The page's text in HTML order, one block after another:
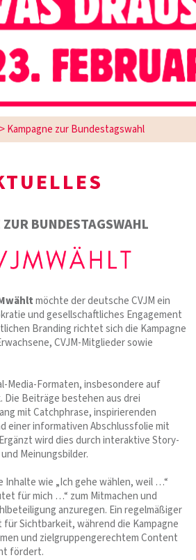
>Kampagne zur Bundestagswahl
BUNDESTAGSWAHL
möchte der deutsche CVJM ein
und gesellschaftliches Engagement
Branding richtet sich die Kampagne
CVJM-Mitglieder sowie
Media-Formaten, insbesondere auf
Die Beiträge bestehen aus drei
mit Catchphrase, inspirierenden
einer informativen Abschlussfolie mit
wird dies durch interaktive Story-
Meinungsbilder.
Inhalte wie „Ich gehe wählen, weil …“
für mich …“ zum Mitmachen und
anzuregen. Ein regelmäßiger
Sichtbarkeit, während die Kampagne
und zielgruppengerechtem Content
fördert.